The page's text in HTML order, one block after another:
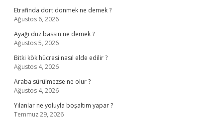
Etrafinda dort donmek ne demek ?
Ağustos 6, 2026
Ayağı düz bassın ne demek ?
Ağustos 5, 2026
Bitki kök hücresi nasıl elde edilir ?
Ağustos 4, 2026
Araba sürülmezse ne olur ?
Ağustos 4, 2026
Yılanlar ne yoluyla boşaltım yapar ?
Temmuz 29, 2026